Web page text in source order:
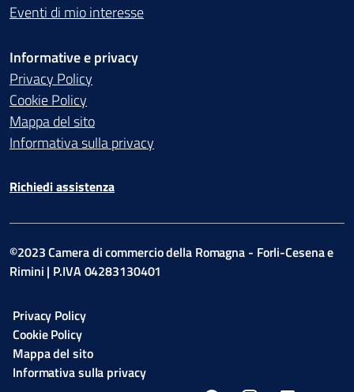
Eventi di mio interesse
Informative e privacy
Privacy Policy
Cookie Policy
Mappa del sito
Informativa sulla privacy
Richiedi assistenza
©2023 Camera di commercio della Romagna - Forli-Cesena e
Rimini | P.IVA 04283130401
Privacy Policy
Cookie Policy
Mappa del sito
Informativa sulla privacy